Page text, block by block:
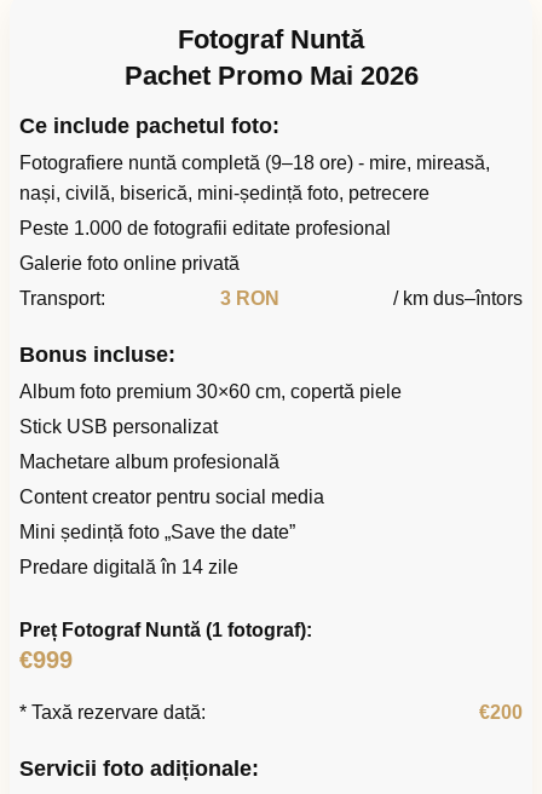
Fotograf Nuntă
Pachet Promo Mai 2026
Ce include pachetul foto:
Fotografiere nuntă completă (9–18 ore) - mire, mireasă,
nași, civilă, biserică, mini-ședință foto, petrecere
Peste 1.000 de fotografii editate profesional
Galerie foto online privată
Transport:
3 RON / km dus–întors
Bonus incluse:
Album foto premium 30×60 cm, copertă piele
Stick USB personalizat
Machetare album profesională
Content creator pentru social media
Mini ședință foto „Save the date”
Predare digitală în 14 zile
Preț Fotograf Nuntă (1 fotograf):
€999
* Taxă rezervare dată: €200
Servicii foto adiționale: